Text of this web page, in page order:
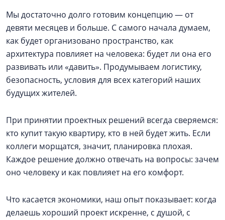
Мы достаточно долго готовим концепцию — от
девяти месяцев и больше. С самого начала думаем,
как будет организовано пространство, как
архитектура повлияет на человека: будет ли она его
развивать или «давить». Продумываем логистику,
безопасность, условия для всех категорий наших
будущих жителей.
При принятии проектных решений всегда сверяемся:
кто купит такую квартиру, кто в ней будет жить. Если
коллеги морщатся, значит, планировка плохая.
Каждое решение должно отвечать на вопросы: зачем
оно человеку и как повлияет на его комфорт.
Что касается экономики, наш опыт показывает: когда
делаешь хороший проект искренне, с душой, с